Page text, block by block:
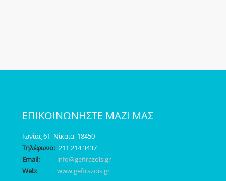
ΕΠΙΚΟΙΝΩΝΗΣΤΕ ΜΑΖΙ ΜΑΣ
Ιωνίας 61, Νίκαια, 18450
Τηλέφωνο:211 214 3437
Email:
info@gefirazois.gr
Web:
www.gefirazois.gr